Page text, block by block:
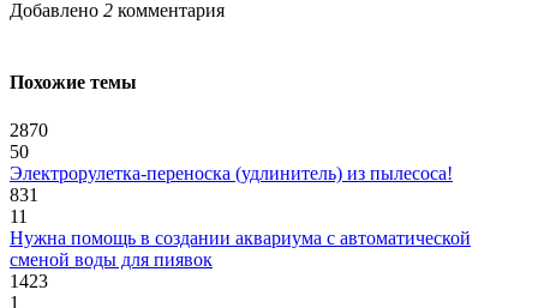
Добавлено 2 комментария
Похожие темы
2870
50
Электрорулетка-переноска (удлинитель) из пылесоса!
831
11
Нужна помощь в создании аквариума с автоматической
сменой воды для пиявок
1423
1